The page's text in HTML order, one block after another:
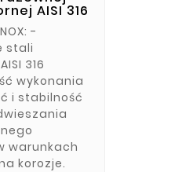
AISI 316
-
stali
316
wykonania
i stabilność
warunkach
korozje.